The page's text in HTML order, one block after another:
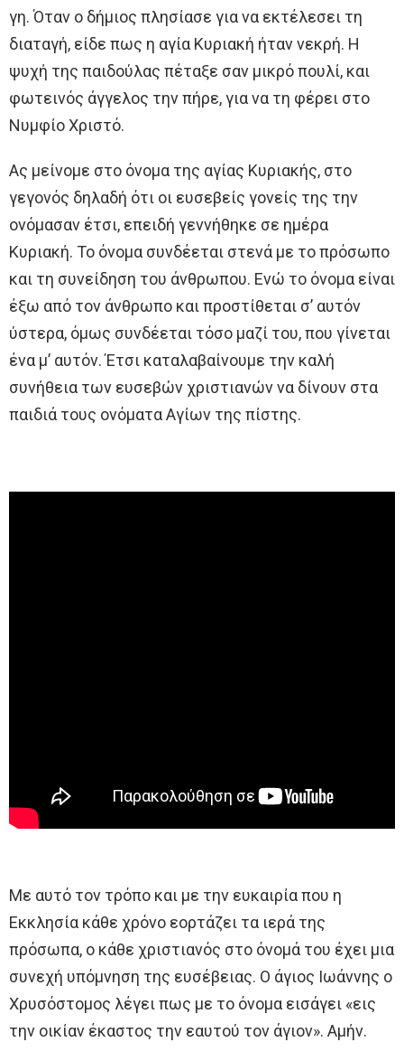
γη. Όταν ο δήμιος πλησίασε για να εκτέλεσει τη
διαταγή, είδε πως η αγία Κυριακή ήταν νεκρή. Η
ψυχή της παιδούλας πέταξε σαν μικρό πουλί, και
φωτεινός άγγελος την πήρε, για να τη φέρει στο
Νυμφίο Χριστό.
Ας μείνομε στο όνομα της αγίας Κυριακής, στο
γεγονός δηλαδή ότι οι ευσεβείς γονείς της την
ονόμασαν έτσι, επειδή γεννήθηκε σε ημέρα
Κυριακή. Το όνομα συνδέεται στενά με το πρόσωπο
και τη συνείδηση του άνθρωπου. Ενώ το όνομα είναι
έξω από τον άνθρωπο και προστίθεται σ’ αυτόν
ύστερα, όμως συνδέεται τόσο μαζί του, που γίνεται
ένα μ’ αυτόν. Έτσι καταλαβαίνουμε την καλή
συνήθεια των ευσεβών χριστιανών να δίνουν στα
παιδιά τους ονόματα Αγίων της πίστης.
Με αυτό τον τρόπο και με την ευκαιρία που η
Εκκλησία κάθε χρόνο εορτάζει τα ιερά της
πρόσωπα, ο κάθε χριστιανός στο όνομά του έχει μια
συνεχή υπόμνηση της ευσέβειας. Ο άγιος Ιωάννης ο
Χρυσόστομος λέγει πως με το όνομα εισάγει «εις
την οικίαν έκαστος την εαυτού τον άγιον». Αμήν.